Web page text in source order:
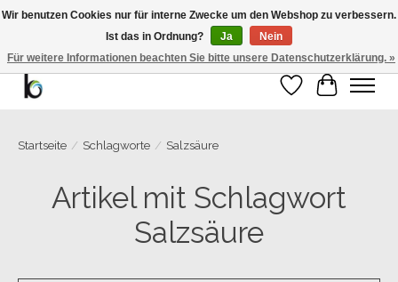
Bemango GmbH - Ewald-Gnau-Str. 11 - 42499 Hückeswagen - 02191/5991535 -
01793/955066
Wunschzettel
Ihr
Startseite / Schlagworte / Salzsäure
Artikel mit Schlagwort
Salzsäure
Wir benutzen Cookies nur für interne Zwecke um den Webshop zu verbessern.
Ist das in Ordnung?
Ja
Nein
Für weitere Informationen beachten Sie bitte unsere Datenschutzerklärung. »